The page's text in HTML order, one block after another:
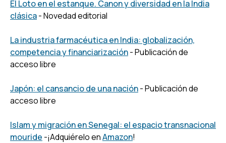
El Loto en el estanque. Canon y diversidad en la India
clásica- Novedad editorial
La industria farmacéutica en India: globalización,
competencia y financiarización- Publicación de
acceso libre
Japón: el cansancio de una nación- Publicación de
acceso libre
Islam y migración en Senegal: el espacio transnacional
mouride -¡Adquiérelo enAmazon!